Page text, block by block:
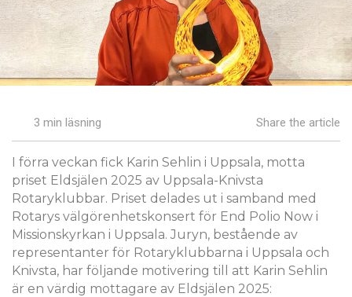
3 min läsning Share the article
I förra veckan fick Karin Sehlin i Uppsala, motta
priset Eldsjälen 2025 av Uppsala-Knivsta
Rotaryklubbar. Priset delades ut i samband med
Rotarys välgörenhetskonsert för End Polio Now i
Missionskyrkan i Uppsala. Juryn, bestående av
representanter för Rotaryklubbarna i Uppsala och
Knivsta, har följande motivering till att Karin Sehlin
är en värdig mottagare av Eldsjälen 2025: